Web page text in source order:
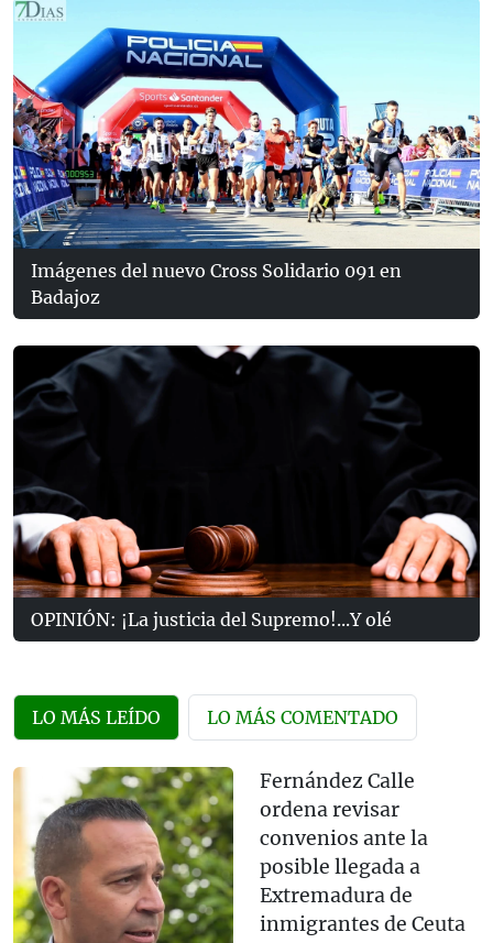
Imágenes del nuevo Cross Solidario 091 en
Badajoz
OPINIÓN: ¡La justicia del Supremo!...Y olé
LO MÁS LEÍDO LO MÁS COMENTADO
Fernández Calle
ordena revisar
convenios ante la
posible llegada a
Extremadura de
inmigrantes de Ceuta